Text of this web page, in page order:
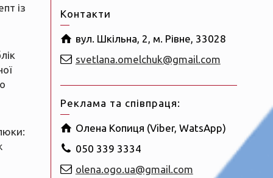
із
Контакти
вул. Шкільна, 2, м. Рівне, 33028
svetlana.omelchuk@gmail.com
Реклама та співпраця:
Олена Копиця (Viber, WatsApp)
050 339 3334
olena.ogo.ua@gmail.com